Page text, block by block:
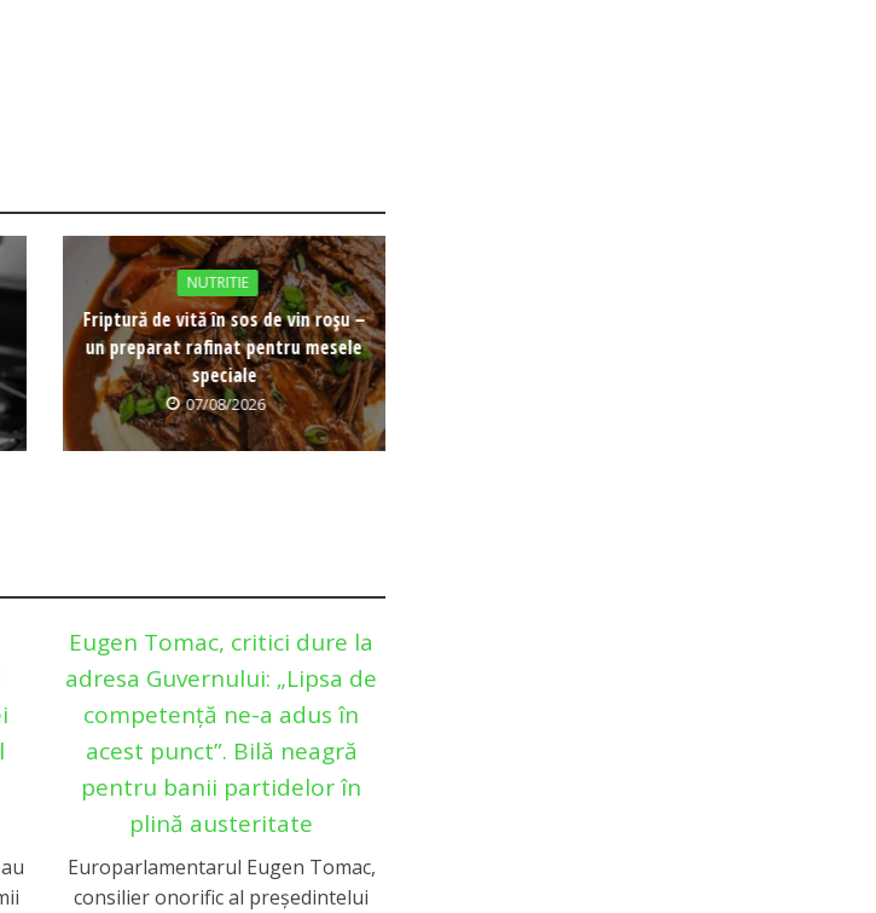
NUTRITIE
Friptură de vită în sos de vin roșu –
un preparat rafinat pentru mesele
speciale
07/08/2026
Eugen Tomac, critici dure la
adresa Guvernului: „Lipsa de
competență ne-a adus în
acest punct”. Bilă neagră
pentru banii partidelor în
plină austeritate
Europarlamentarul Eugen Tomac,
consilier onorific al președintelui